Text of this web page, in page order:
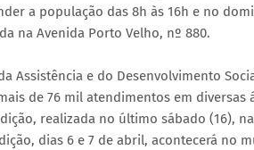
a população das 8h às 16h e no
na Avenida Porto Velho, nº 880.
Assistência e do Desenvolvimento
de 76 mil atendimentos em diversas
realizada no último sábado (16),
dias 6 e 7 de abril, acontecerá no